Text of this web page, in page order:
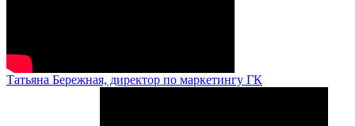
Татьяна Бережная, директор по маркетингу ГК